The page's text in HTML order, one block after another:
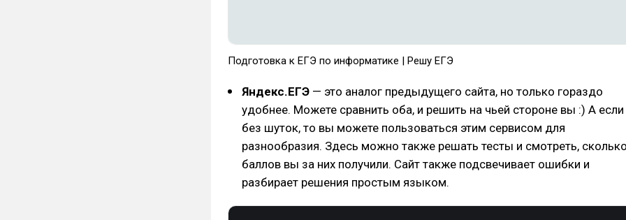
Подготовка к ЕГЭ по информатике | Решу ЕГЭ
Яндекс.ЕГЭ — это аналог предыдущего сайта, но только гораздо
удобнее. Можете сравнить оба, и решить на чьей стороне вы :) А если
без шуток, то вы можете пользоваться этим сервисом для
разнообразия. Здесь можно также решать тесты и смотреть,
баллов вы за них получили. Сайт также подсвечивает ошибки и
разбирает решения простым языком.